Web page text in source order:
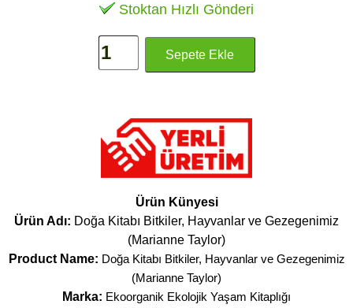
Stoktan Hızlı Gönderi
Ürün Künyesi
Ürün Adı: Doğa Kitabı Bitkiler, Hayvanlar ve Gezegenimiz
(Marianne Taylor)
Product Name: Doğa Kitabı Bitkiler, Hayvanlar ve Gezegenimiz
(Marianne Taylor)
Marka: Ekoorganik Ekolojik Yaşam Kitaplığı